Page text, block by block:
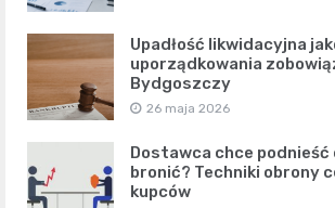
Upadłość likwidacyjna
uporządkowania
Bydgoszczy
26 maja 2026
Dostawca chce podnieść
bronić? Techniki obrony
kupców